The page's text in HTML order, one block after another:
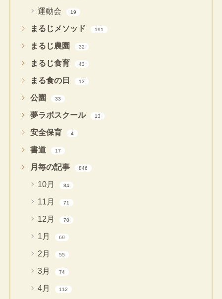
運動会 19
まるじメソッド 191
まるじ農園 32
まるじ食育 43
まる食の日 13
公園 33
夢ラボスクール 13
安全保育 4
書道 17
月毎の記事 846
10月 84
11月 71
12月 70
1月 69
2月 55
3月 74
4月 112